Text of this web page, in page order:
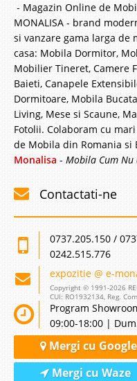
- Magazin Online de
MONALISA - brand
si vanzare gama larga de
casa: Mobila Dormitor,
Mobilier Tineret, Camere
Baieti, Canapele
Dormitoare, Mobila
Living, Mese si Scaune,
Fotolii. Colaboram cu
de Mobila din Romania si
Monalisa - Mobila Cum
Contactati-ne
0737.205.150 /
0242.515.776
expozitie @ e-
Copyright © 1991-2026
CUI: RO1932134, Reg.
Program
09:00-18:00 |
Mergi cu Google
Mergi cu Waze